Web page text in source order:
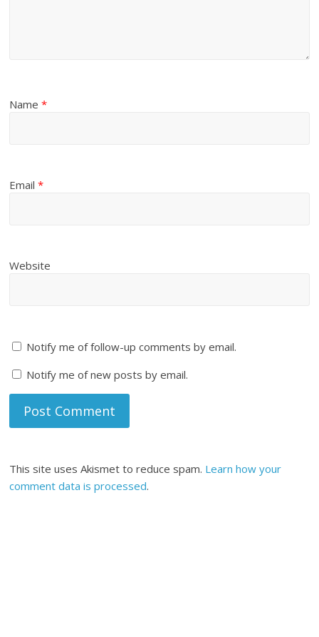
Name*
Email*
Website
Notify me of follow-up comments by email.
Notify me of new posts by email.
This site uses Akismet to reduce spam. Learn how your
comment data is processed.